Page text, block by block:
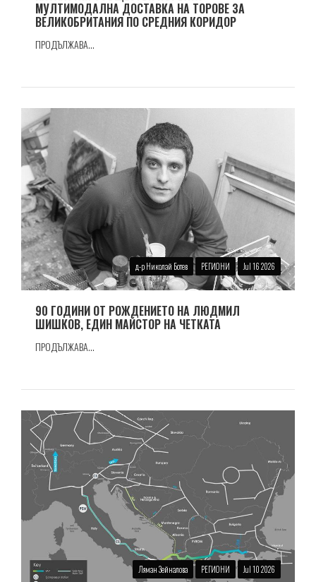
МУЛТИМОДАЛНА ДОСТАВКА НА ТОРОВЕ ЗА
ВЕЛИКОБРИТАНИЯ ПО СРЕДНИЯ КОРИДОР
ПРОДЪЛЖАВА...
д-р Николай Ботев РЕГИОНИ Jul 16 2026
90 ГОДИНИ ОТ РОЖДЕНИЕТО НА ЛЮДМИЛ
ШИШКОВ, ЕДИН МАЙСТОР НА ЧЕТКАТА
ПРОДЪЛЖАВА...
Ляман Зейналова РЕГИОНИ Jul 10 2026